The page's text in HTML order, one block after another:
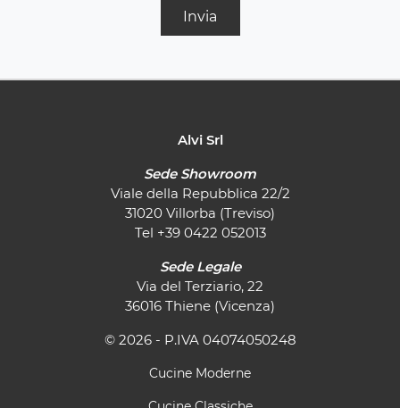
Invia
Alvi Srl
Sede Showroom
Viale della Repubblica 22/2
31020 Villorba (Treviso)
Tel +39 0422 052013
Sede Legale
Via del Terziario, 22
36016 Thiene (Vicenza)
© 2026 - P.IVA 04074050248
Cucine Moderne